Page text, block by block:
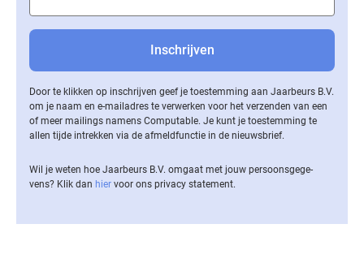
Door te klikken op inschrijven geef je toestemming aan Jaarbeurs B.V.
om je naam en e-mailadres te verwerken voor het verzenden van een
of meer mailings namens Computable. Je kunt je toestemming te
allen tijde intrekken via de af­meld­func­tie in de nieuwsbrief.
Wil je weten hoe Jaarbeurs B.V. omgaat met jouw per­soons­ge­ge­
vens? Klik dan hier voor ons privacy statement.